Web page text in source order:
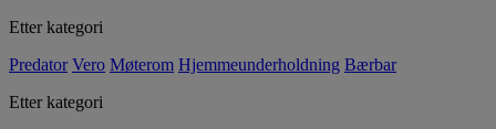
Etter kategori
Predator Vero Møterom Hjemmeunderholdning Bærbar
Etter kategori